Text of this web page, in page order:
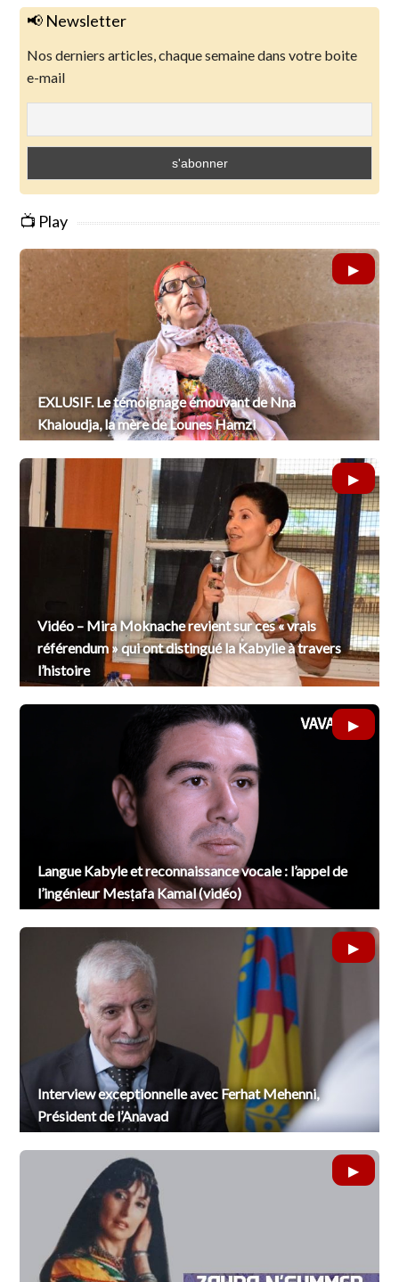
📢 Newsletter
Nos derniers articles, chaque semaine dans votre boite
e-mail
📺 Play
EXLUSIF. Le témoignage émouvant de Nna
Khaloudja, la mère de Lounes Hamzi
Vidéo – Mira Moknache revient sur ces « vrais
référendum » qui ont distingué la Kabylie à travers
l’histoire
Langue Kabyle et reconnaissance vocale : l’appel de
l’ingénieur Mesṭafa Kamal (vidéo)
Interview exceptionnelle avec Ferhat Mehenni,
Président de l’Anavad